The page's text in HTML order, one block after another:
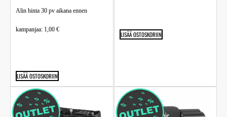
Alin hinta 30 pv aikana ennen
kampanjaa: 1,00 €
LISÄÄ OSTOSKORIIN
LISÄÄ OSTOSKORIIN